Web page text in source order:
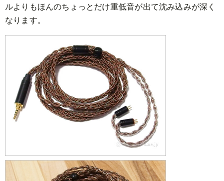
ルよりもほんのちょっとだけ重低音が出て沈み込みが深く
なります。